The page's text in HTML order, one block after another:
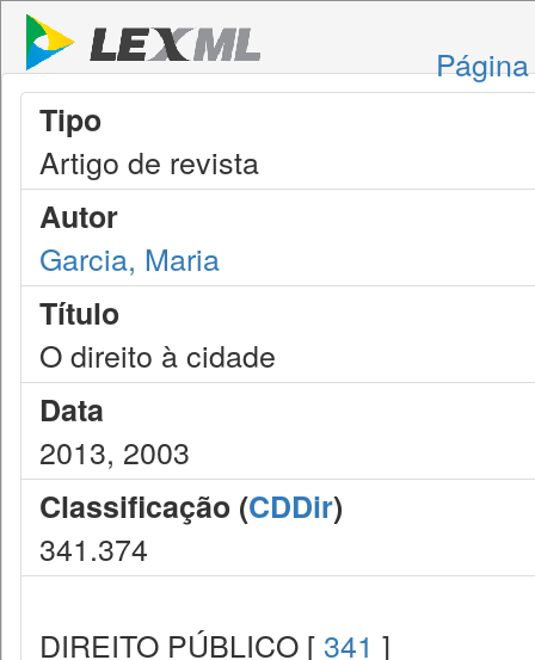
Tipo
Artigo de revista
Autor
Garcia, Maria
Título
O direito à cidade
Data
2013, 2003
Classificação (CDDir)
341.374
DIREITO PÚBLICO [ 341 ]